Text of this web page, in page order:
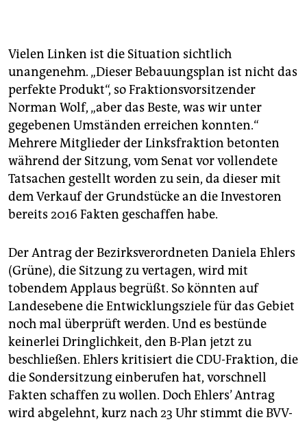
anziehen. Darüber hinaus, befürchten die
Kritiker*innen, wird vor allem hochpreisiger
Wohnraum durch private Investoren entstehen.
Lediglich 80 preisgebundene Wohneinheiten werden
sicher durch die landeseigene
Wohnungsbaugesellschaft Howoge entstehen.(jw)
Vielen Linken ist die Situation sichtlich
unangenehm. „Dieser Bebauungsplan ist nicht das
perfekte Produkt“, so Fraktionsvorsitzender
Norman Wolf, „aber das Beste, was wir unter
gegebenen Umständen erreichen konnten.“
Mehrere ­Mitglieder der Linksfraktion betonten
während der Sitzung, vom Senat vor vollendete
Tatsachen gestellt worden zu sein, da dieser mit
dem Verkauf der Grundstücke an die Investoren
bereits 2016 Fakten geschaffen habe.
Der Antrag der Bezirksverordneten Daniela Ehlers
(Grüne), die Sitzung zu vertagen, wird mit
tobendem Applaus begrüßt. So könnten auf
Landesebene die Entwicklungsziele für das Gebiet
noch mal überprüft werden. Und es bestünde
keinerlei Dringlichkeit, den ­B-Plan jetzt zu
beschließen. Ehlers kritisiert die CDU-Fraktion, die
die Sondersitzung einberufen hat, vorschnell
Fakten schaffen zu wollen. Doch Ehlers’ Antrag
wird abgelehnt, kurz nach 23 Uhr stimmt die BVV-